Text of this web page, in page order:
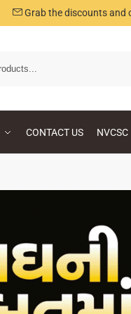
Grab the discounts and
CONTACT US NVCSC